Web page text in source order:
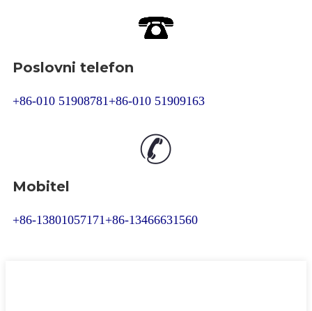
Poslovni telefon
+86-010 51908781+86-010 51909163
Mobitel
+86-13801057171+86-13466631560